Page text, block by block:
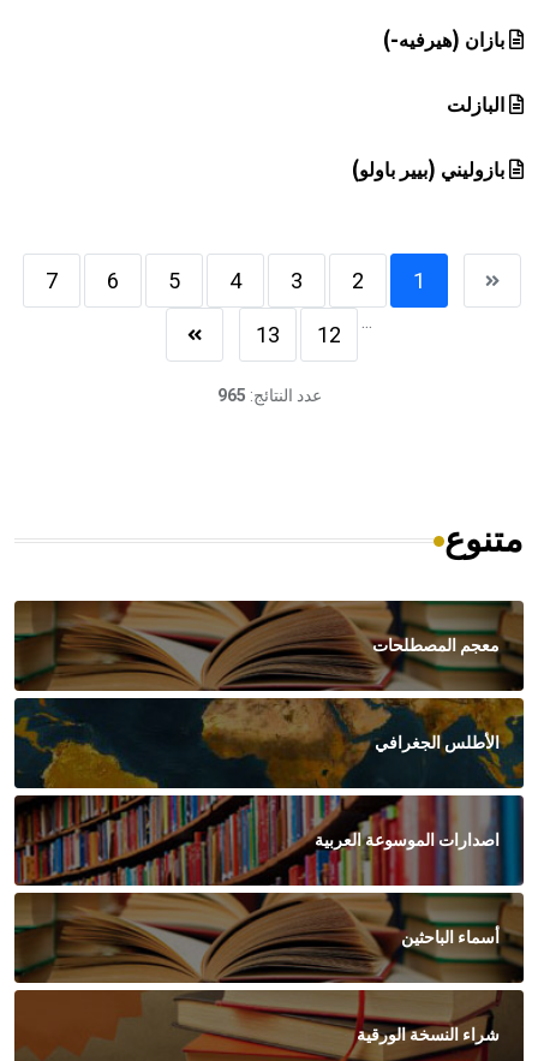
بازان (هيرفيه-)
البازلت
بازوليني (بيير باولو)
1
2
3
4
5
6
7
...
12
13
عدد النتائج: 965
متنوع
معجم المصطلحات
الأطلس الجغرافي
اصدارات الموسوعة العربية
أسماء الباحثين
شراء النسخة الورقية